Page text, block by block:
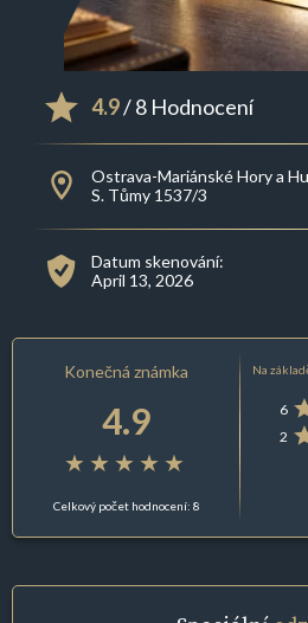
4.9/ 8 Hodnocení
Ostrava-Mariánské Hory a
S. Tůmy 1537/3
Datum skenování:
April 13, 2026
Konečná známka
4.9
Celkový počet hodnocení: 8
Na
6
2